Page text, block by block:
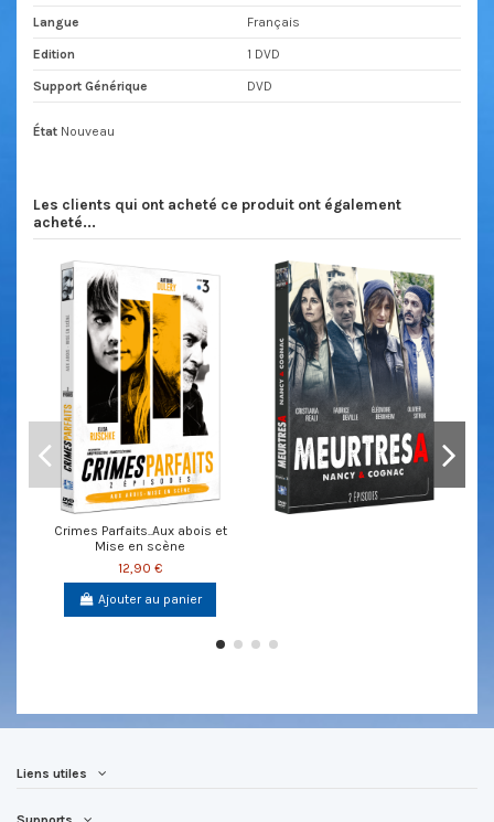
Langue Français
Edition 1 DVD
Support Générique DVD
État Nouveau
Les clients qui ont acheté ce produit ont également
acheté...
Crimes Parfaits..Aux abois et
Mise en scène
12,90 €
Ajouter au panier
Liens utiles